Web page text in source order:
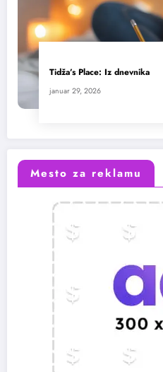
Tidža’s Place: Iz dnevnika
januar 29, 2026
Mesto za reklamu